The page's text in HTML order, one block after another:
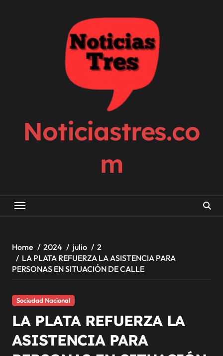
Noticiastres.co
m
Home 2024 julio
2
LA PLATA REFUERZA LA ASISTENCIA PARA
PERSONAS EN SITUACIÓN DE CALLE
Sociedad Nacional
LA PLATA REFUERZA LA
ASISTENCIA PARA